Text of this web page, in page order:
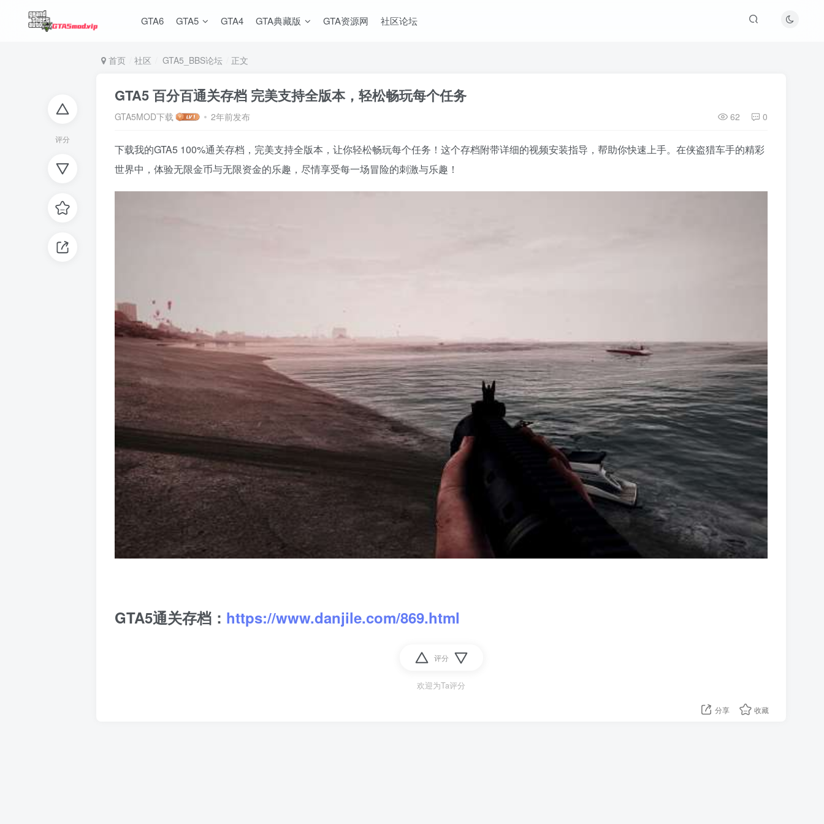
GTA6 GTA5 GTA4 GTA典藏版 GTA资源网 社区论坛
评分
首页 社区 GTA5_BBS论坛 正文
GTA5 百分百通关存档 完美支持全版本，轻松畅玩每个任务
GTA5MOD下载 2年前发布 62 0
下载我的GTA5 100%通关存档，完美支持全版本，让你轻松畅玩每个任务！这个存档附带详细的视频安装指导，帮助你快速上手。在侠盗猎车手的精彩
世界中，体验无限金币与无限资金的乐趣，尽情享受每一场冒险的刺激与乐趣！
GTA5通关存档： https://www.danjile.com/869.html
评分
欢迎为Ta评分
分享 收藏